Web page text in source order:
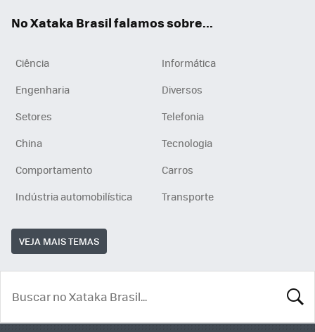
No Xataka Brasil falamos sobre...
Ciência
Informática
Engenharia
Diversos
Setores
Telefonia
China
Tecnologia
Comportamento
Carros
Indústria automobilística
Transporte
VEJA MAIS TEMAS